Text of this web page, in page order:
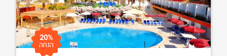
20%
הנחה